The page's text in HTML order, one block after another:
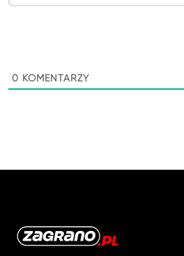
0 KOMENTARZY